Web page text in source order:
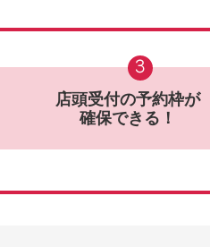
3
店頭受付の予約枠が
確保できる！